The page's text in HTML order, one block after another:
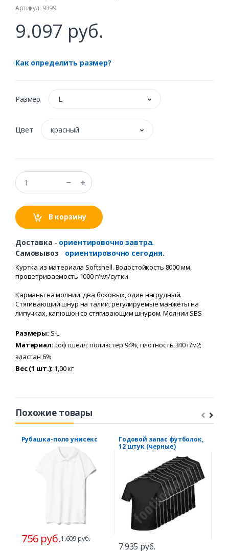
Артикул: 9399
9.097 руб.
Как определить размер?
Размер L
Цвет красный
В корзину
Доставка - ориентировочно завтра.
Самовывоз - ориентировочно сегодня.
Куртка из материала Softshell. Водостойкость 8000 мм,
проветриваемость 1000 г/мл/сутки
Карманы на молнии: два боковых, один нагрудный.
Стягивающий шнур на талии, регулируемые манжеты на
липучках, капюшон со стягивающим шнуром. Молнии SBS
Размеры: S-L
Материал: софтшелл; полиэстер 94%, плотность 340 г/м2;
эластан 6%
Вес (1 шт.): 1,00 кг
Похожие товары
Рубашка-поло унисекс
756 руб.1.609 руб.
Годовой запас футболок,
12 штук (черные)
7.935 руб.